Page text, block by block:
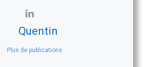
Quentin
Plus de publications